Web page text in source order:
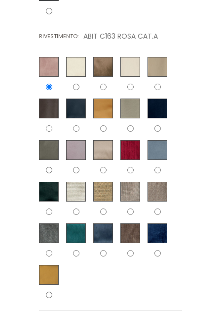
RIVESTIMENTO: ABIT C163 ROSA CAT.A